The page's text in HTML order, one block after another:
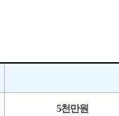
5천만원